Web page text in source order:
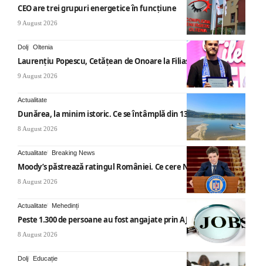
CEO are trei grupuri energetice în funcțiune
9 August 2026
Dolj Oltenia
Laurențiu Popescu, Cetățean de Onoare la Filiași
9 August 2026
Actualitate
Dunărea, la minim istoric. Ce se întâmplă din 13 august
8 August 2026
Actualitate Breaking News
Moody’s păstrează ratingul României. Ce cere Nicușor Dan
8 August 2026
Actualitate Mehedinți
Peste 1.300 de persoane au fost angajate prin AJOFM Mehedinți
8 August 2026
Dolj Educație